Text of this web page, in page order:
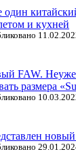
и кухней
FAW.
размера